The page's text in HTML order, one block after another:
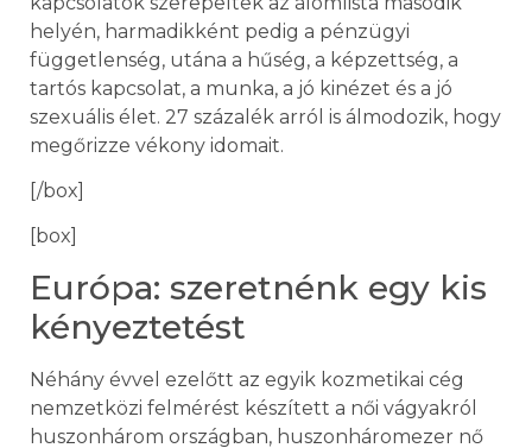
helyén, harmadikként pedig a pénzügyi
függetlenség, utána a hűség, a képzettség, a
tartós kapcsolat, a munka, a jó kinézet és a jó
szexuális élet. 27 százalék arról is álmodozik, hogy
megőrizze vékony idomait.
[/box]
[box]
Európa: szeretnénk egy kis
kényeztetést
Néhány évvel ezelőtt az egyik kozmetikai cég
nemzetközi felmérést készített a női vágyakról
huszonhárom országban, huszonháromezer nő